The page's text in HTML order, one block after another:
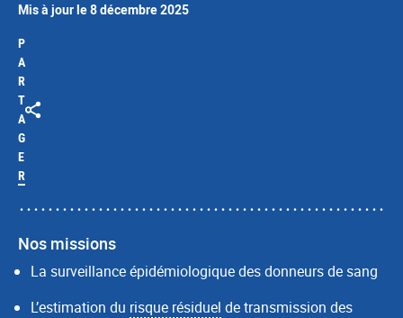
Mis à jour le 8 décembre 2025
P
A
R
T
A
G
E
R
Nos missions
La surveillance épidémiologique des donneurs de sang
L’estimation du risque résiduel de transmission des